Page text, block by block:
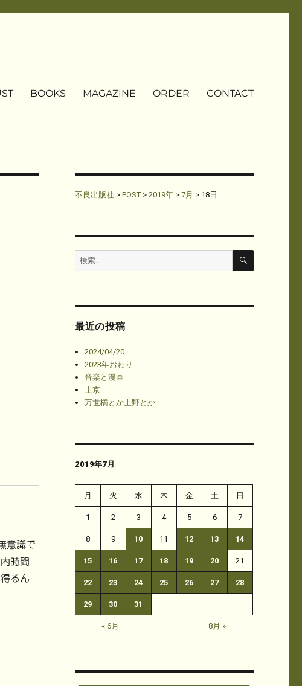
BOOKS MAGAZINE ORDER CONTACT
意識で
時間
るん
不良出版社 > POST> 2019年> 7月 > 18日
検
索:
検
最近の投稿
2024/04/20
2023年おわり
音楽と漫画
上京
万世橋とか上野とか
2019年7月
月 火 水 木 金 土 日
1 2 3 4 5 6 7
8 9 10 11 12 13 14
15 16 17 18 19 20 21
22 23 24 25 26 27 28
29 30 31
« 6月 8月 »